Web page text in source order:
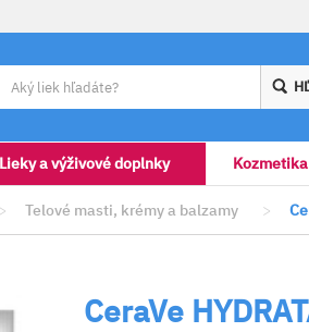
Lieky a výživové doplnky Kozmetika
> Telové masti, krémy a balzamy >
CeraVe